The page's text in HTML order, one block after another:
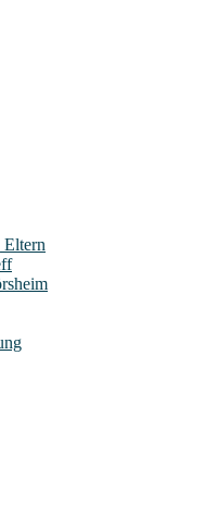
Eltern